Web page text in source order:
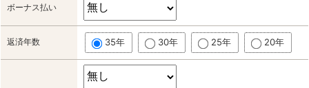
ボーナス払い
返済年数 35年 30年 25年 20年